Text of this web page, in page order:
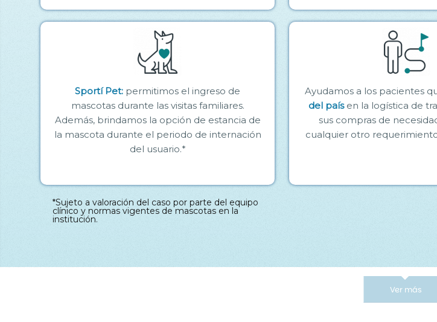
Sportí Pet: permitimos el ingreso de
mascotas durante las visitas familiares.
Además, brindamos la opción de estancia de
la mascota durante el periodo de internación
del usuario.*
Ayudamos a los pacientes
del paísen la logística de
sus compras de
cualquier otro
*Sujeto a valoración del caso por parte del equipo
clínico y normas vigentes de mascotas en la
institución.
Ver más